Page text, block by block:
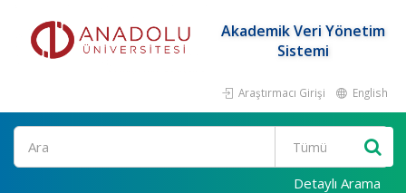
Akademik Veri Yönetim
Sistemi
Araştırmacı Girişi English
Ara
Detaylı Arama